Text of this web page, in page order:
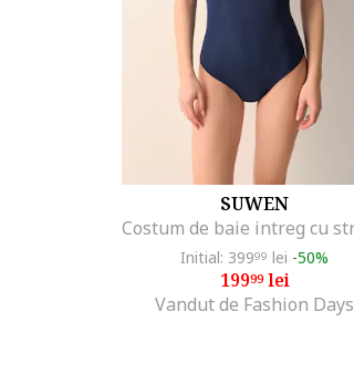
SUWEN
Initial: 39999 lei -50%
19999lei
Vandut de Fashion Days